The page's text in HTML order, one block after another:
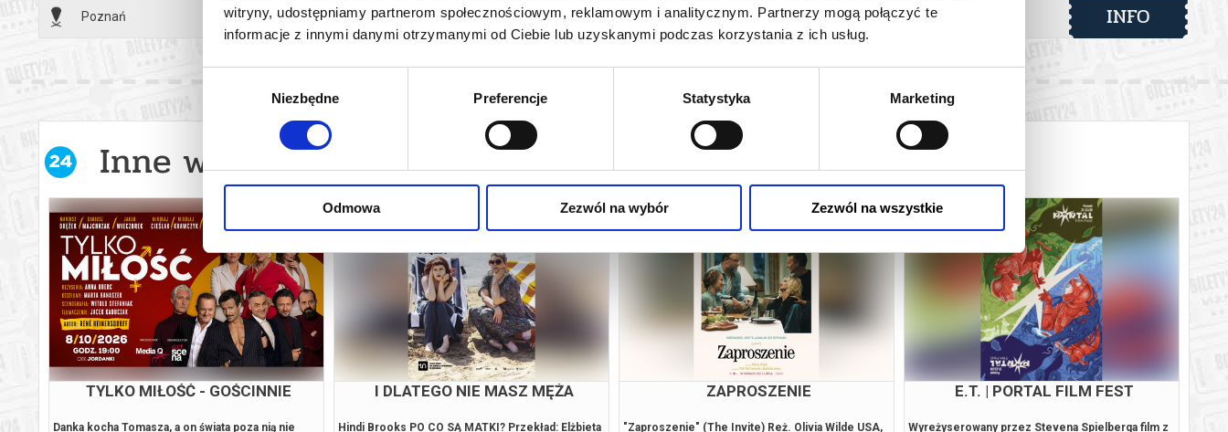
witryny, udostępniamy partnerom społecznościowym, reklamowym i analitycznym. Partnerzy mogą połączyć te
informacje z innymi danymi otrzymanymi od Ciebie lub uzyskanymi podczas korzystania z ich usług.
Niezbędne Preferencje Statystyka Marketing
Odmowa Zezwól na wybór Zezwól na wszystkie
Poznań 29.05.2026 , g. 19:00(piątek) Republika Sztuki Tłusta Langusta INFO
Inne wydarzenia w pobliżu
E.T. | PORTAL FILM FEST
Wyreżyserowany przez Stevena Spielberga film z
O CZYM SOBIE NIE MÓWIMY
Carlo i Elisa mieszkają w Rzymie, tworząc z pozoru
PANI DOUBTFIRE
Pani Doubtfire to polska prapremiera i musicalowa
FRANCES HA
Słodko-gorzki portret młodej kobiety